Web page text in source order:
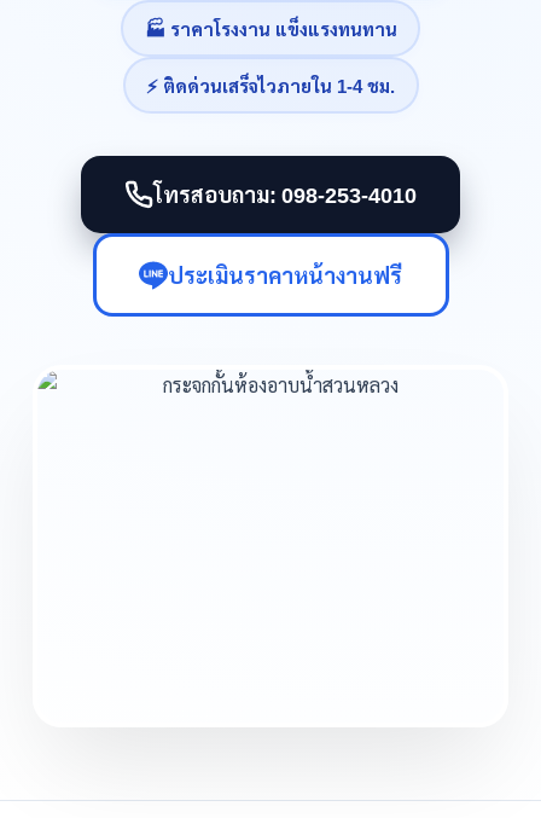
🏭 ราคาโรงงาน แข็งแรงทนทาน
⚡ ติดด่วนเสร็จไวภายใน 1-4 ชม.
โทรสอบถาม: 098-253-4010
ประเมินราคาหน้างานฟรี